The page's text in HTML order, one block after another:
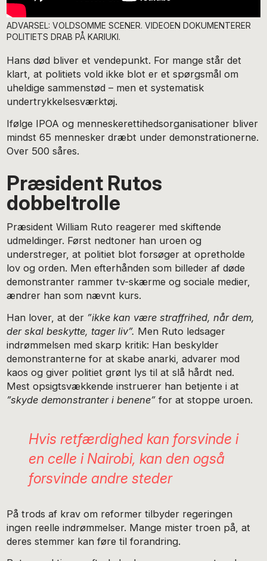
ADVARSEL: VOLDSOMME SCENER. VIDEOEN DOKUMENTERER
POLITIETS DRAB PÅ KARIUKI.
Hans død bliver et vendepunkt. For mange står det
klart, at politiets vold ikke blot er et spørgsmål om
uheldige sammenstød – men et systematisk
undertrykkelsesværktøj.
Ifølge IPOA og menneskerettihedsorganisationer bliver
mindst 65 mennesker dræbt under demonstrationerne.
Over 500 såres.
Præsident Rutos
dobbeltrolle
Præsident William Ruto reagerer med skiftende
udmeldinger. Først nedtoner han uroen og
understreger, at politiet blot forsøger at opretholde
lov og orden. Men efterhånden som billeder af døde
demonstranter rammer tv-skærme og sociale medier,
ændrer han som nævnt kurs.
Han lover, at der ”ikke kan være straffrihed, når dem,
der skal beskytte, tager liv”. Men Ruto ledsager
indrømmelsen med skarp kritik: Han beskylder
demonstranterne for at skabe anarki, advarer mod
kaos og giver politiet grønt lys til at slå hårdt ned.
Mest opsigtsvækkende instruerer han betjente i at
”skyde demonstranter i benene” for at stoppe uroen.
Hvis retfærdighed kan forsvinde i
en celle i Nairobi, kan den også
forsvinde andre steder
På trods af krav om reformer tilbyder regeringen
ingen reelle indrømmelser. Mange mister troen på, at
deres stemmer kan føre til forandring.